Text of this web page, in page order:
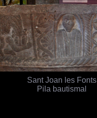
Sant Joan les Fonts
Pila bautismal